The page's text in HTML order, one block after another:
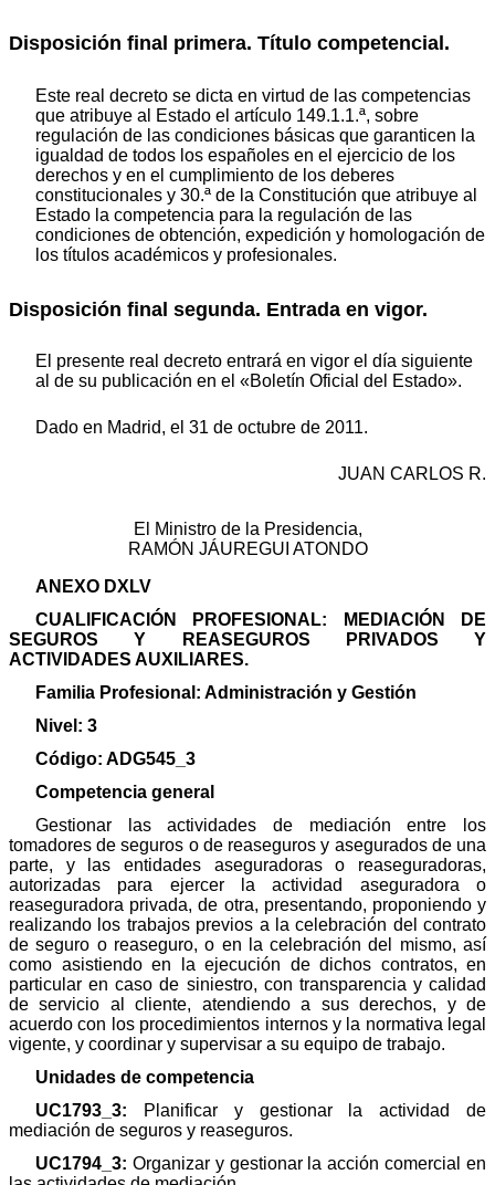
Disposición final primera. Título competencial.
Este real decreto se dicta en virtud de las competencias
que atribuye al Estado el artículo 149.1.1.ª, sobre
regulación de las condiciones básicas que garanticen la
igualdad de todos los españoles en el ejercicio de los
derechos y en el cumplimiento de los deberes
constitucionales y 30.ª de la Constitución que atribuye al
Estado la competencia para la regulación de las
condiciones de obtención, expedición y homologación de
los títulos académicos y profesionales.
Disposición final segunda. Entrada en vigor.
El presente real decreto entrará en vigor el día siguiente
al de su publicación en el «Boletín Oficial del Estado».
Dado en Madrid, el 31 de octubre de 2011.
JUAN CARLOS R.
El Ministro de la Presidencia,
RAMÓN JÁUREGUI ATONDO
ANEXO DXLV
CUALIFICACIÓN PROFESIONAL: MEDIACIÓN DE
SEGUROS Y REASEGUROS PRIVADOS Y
ACTIVIDADES AUXILIARES.
Familia Profesional: Administración y Gestión
Nivel: 3
Código: ADG545_3
Competencia general
Gestionar las actividades de mediación entre los
tomadores de seguros o de reaseguros y asegurados de una
parte, y las entidades aseguradoras o reaseguradoras,
autorizadas para ejercer la actividad aseguradora o
reaseguradora privada, de otra, presentando, proponiendo y
realizando los trabajos previos a la celebración del contrato
de seguro o reaseguro, o en la celebración del mismo, así
como asistiendo en la ejecución de dichos contratos, en
particular en caso de siniestro, con transparencia y calidad
de servicio al cliente, atendiendo a sus derechos, y de
acuerdo con los procedimientos internos y la normativa legal
vigente, y coordinar y supervisar a su equipo de trabajo.
Unidades de competencia
UC1793_3: Planificar y gestionar la actividad de
mediación de seguros y reaseguros.
UC1794_3: Organizar y gestionar la acción comercial en